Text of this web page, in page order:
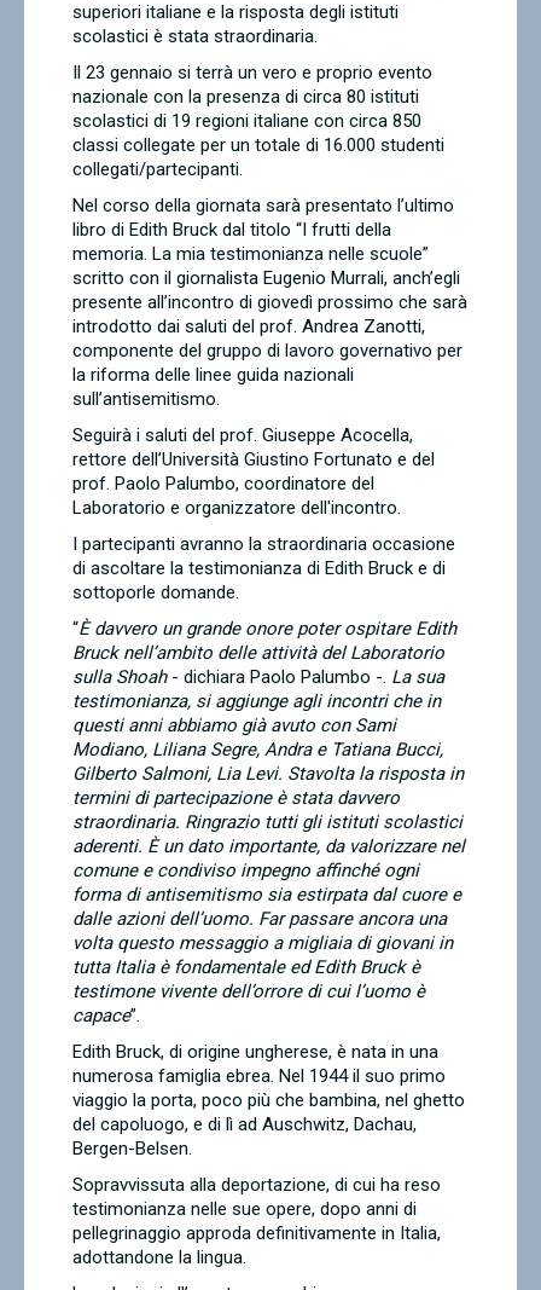
superiori italiane e la risposta degli istituti
scolastici è stata straordinaria.
Il 23 gennaio si terrà un vero e proprio evento
nazionale con la presenza di circa 80 istituti
scolastici di 19 regioni italiane con circa 850
classi collegate per un totale di 16.000 studenti
collegati/partecipanti.
Nel corso della giornata sarà presentato l’ultimo
libro di Edith Bruck dal titolo “I frutti della
memoria. La mia testimonianza nelle scuole”
scritto con il giornalista Eugenio Murrali, anch’egli
presente all’incontro di giovedì prossimo che sarà
introdotto dai saluti del prof. Andrea Zanotti,
componente del gruppo di lavoro governativo per
la riforma delle linee guida nazionali
sull’antisemitismo.
Seguirà i saluti del prof. Giuseppe Acocella,
rettore dell’Università Giustino Fortunato e del
prof. Paolo Palumbo, coordinatore del
Laboratorio e organizzatore dell'incontro.
I partecipanti avranno la straordinaria occasione
di ascoltare la testimonianza di Edith Bruck e di
sottoporle domande.
“È davvero un grande onore poter ospitare Edith
Bruck nell’ambito delle attività del Laboratorio
sulla Shoah- dichiara Paolo Palumbo -. La sua
testimonianza, si aggiunge agli incontri che in
questi anni abbiamo già avuto con Sami
Modiano, Liliana Segre, Andra e Tatiana Bucci,
Gilberto Salmoni, Lia Levi. Stavolta la risposta in
termini di partecipazione è stata davvero
straordinaria. Ringrazio tutti gli istituti scolastici
aderenti. È un dato importante, da valorizzare nel
comune e condiviso impegno affinché ogni
forma di antisemitismo sia estirpata dal cuore e
dalle azioni dell’uomo. Far passare ancora una
volta questo messaggio a migliaia di giovani in
tutta Italia è fondamentale ed Edith Bruck è
testimone vivente dell’orrore di cui l’uomo è
capace”.
Edith Bruck, di origine ungherese, è nata in una
numerosa famiglia ebrea. Nel 1944 il suo primo
viaggio la porta, poco più che bambina, nel ghetto
del capoluogo, e di lì ad Auschwitz, Dachau,
Bergen-Belsen.
Sopravvissuta alla deportazione, di cui ha reso
testimonianza nelle sue opere, dopo anni di
pellegrinaggio approda definitivamente in Italia,
adottandone la lingua.